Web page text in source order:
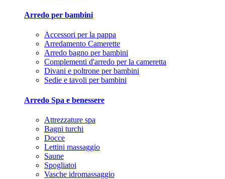
Arredo per bambini
Accessori per la pappa
Arredamento Camerette
Arredo bagno per bambini
Complementi d'arredo per la cameretta
Divani e poltrone per bambini
Sedie e tavoli per bambini
Arredo Spa e benessere
Attrezzature spa
Bagni turchi
Docce
Lettini massaggio
Saune
Spogliatoi
Vasche idromassaggio